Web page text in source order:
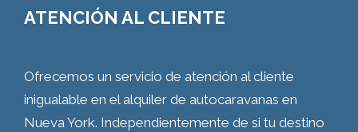
ATENCIÓN AL CLIENTE
Ofrecemos un servicio de atención al cliente
inigualable en el alquiler de autocaravanas en
Nueva York. Independientemente de si tu destino